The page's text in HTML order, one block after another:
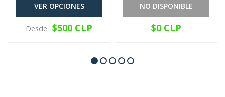
VER OPCIONES
Desde $500 CLP
NO DISPONIBLE
$0 CLP